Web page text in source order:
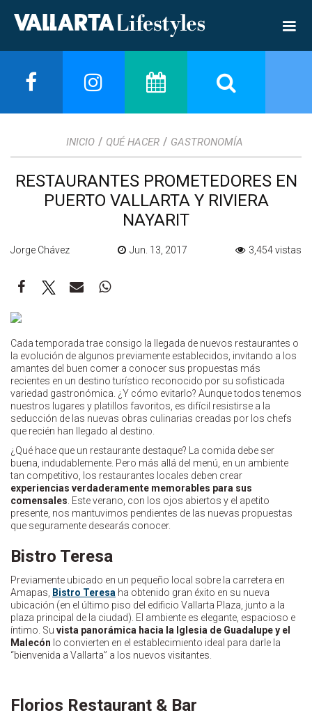
INICIO / QUÉ HACER / GASTRONOMÍA
RESTAURANTES PROMETEDORES EN
PUERTO VALLARTA Y RIVIERA
NAYARIT
Jorge Chávez Jun. 13, 2017 3,454 vistas
Cada temporada trae consigo la llegada de nuevos restaurantes o
la evolución de algunos previamente establecidos, invitando a los
amantes del buen comer a conocer sus propuestas más
recientes en un destino turístico reconocido por su sofisticada
variedad gastronómica. ¿Y cómo evitarlo? Aunque todos tenemos
nuestros lugares y platillos favoritos, es difícil resistirse a la
seducción de las nuevas obras culinarias creadas por los chefs
que recién han llegado al destino.
¿Qué hace que un restaurante destaque? La comida debe ser
buena, indudablemente. Pero más allá del menú, en un ambiente
tan competitivo, los restaurantes locales deben crear
experiencias verdaderamente memorables para sus
comensales . Este verano, con los ojos abiertos y el apetito
presente, nos mantuvimos pendientes de las nuevas propuestas
que seguramente desearás conocer.
Bistro Teresa
Previamente ubicado en un pequeño local sobre la carretera en
Amapas, Bistro Teresa ha obtenido gran éxito en su nueva
ubicación (en el último piso del edificio Vallarta Plaza, junto a la
plaza principal de la ciudad). El ambiente es elegante, espacioso e
íntimo. Su vista panorámica hacia la Iglesia de Guadalupe y el
Malecón lo convierten en el establecimiento ideal para darle la
“bienvenida a Vallarta” a los nuevos visitantes.
Florios Restaurant & Bar